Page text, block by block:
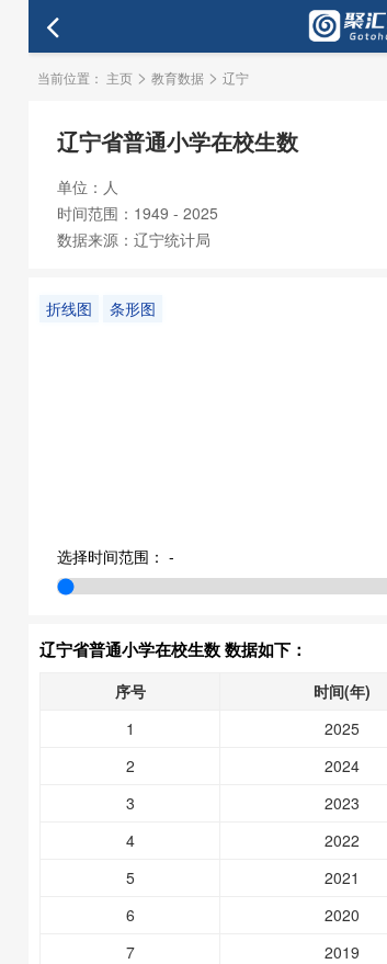
当前位置： 主页 > 教育数据 > 辽宁
辽宁省普通小学在校生数
单位：人
时间范围：1949 - 2025
数据来源：辽宁统计局
折线图 条形图
选择时间范围： -
辽宁省普通小学在校生数 数据如下：
序号 时间(年)
1
2025
2
2024
3
2023
4
2022
5
2021
6
2020
7
2019